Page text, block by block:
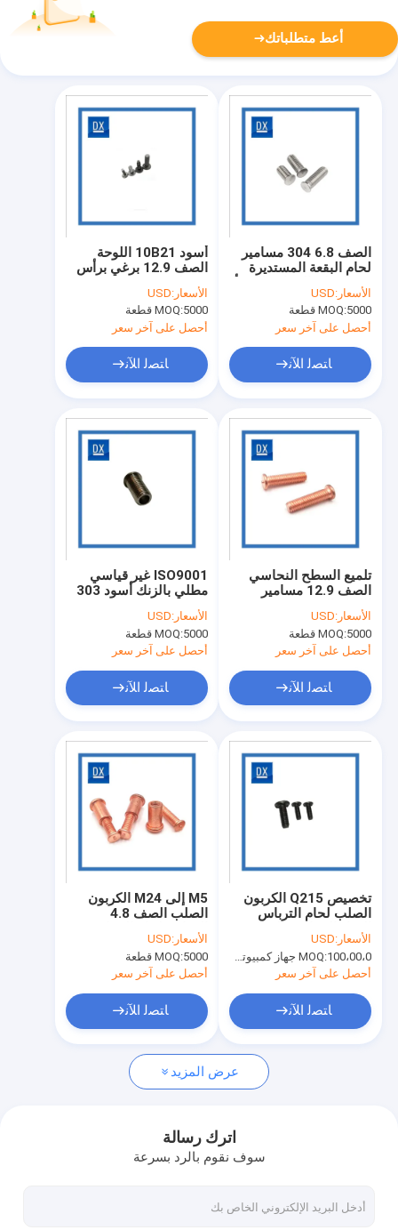
أشرطة فيديو
رقابة جودة
اطلب اقتباس
أجزاء ختم معدنية دقيقة
أجزاء ختم المعادن المخصصة
قطع القطع بالليزر
رسم عميق لختم المعادن
أعط متطلباتك
أسود 10B21 اللوحة
الصف 12.9 برغي برأس
مسطح
الأسعار:USD
MOQ:5000 قطعة
أحصل على آخر سعر
ﺎﺘﺼﻟ ﺍﻶﻧ
الصف 6.8 304 مسامير
لحام البقعة المستديرة
من الفولاذ المقاوم للصدأ
الأسعار:USD
MOQ:5000 قطعة
أحصل على آخر سعر
ﺎﺘﺼﻟ ﺍﻶﻧ
ISO9001 غير قياسي
مطلي بالزنك أسود 303
مسامير اللحام SS
الأسعار:USD
MOQ:5000 قطعة
أحصل على آخر سعر
ﺎﺘﺼﻟ ﺍﻶﻧ
تلميع السطح النحاسي
الصف 12.9 مسامير
اللحام البقعة
الأسعار:USD
MOQ:5000 قطعة
أحصل على آخر سعر
ﺎﺘﺼﻟ ﺍﻶﻧ
M5 إلى M24 الكربون
الصلب الصف 4.8
النحاس لحام الترباس
سطح أملس
الأسعار:USD
MOQ:5000 قطعة
أحصل على آخر سعر
ﺎﺘﺼﻟ ﺍﻶﻧ
تخصيص Q215 الكربون
الصلب لحام الترباس
الغراء المقاومة للعمارة
الأسعار:USD
MOQ:100،00،0 جهاز كمبيوتر شخصى
أحصل على آخر سعر
ﺎﺘﺼﻟ ﺍﻶﻧ
عرض المزيد
اترك رسالة
سوف نقوم بالرد بسرعة